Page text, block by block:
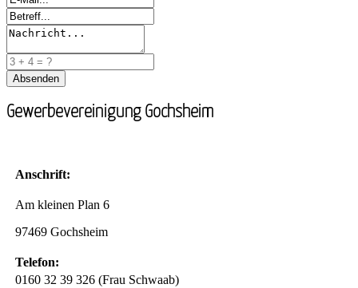
Gewerbevereinigung Gochsheim
Anschrift:
Am kleinen Plan 6
97469 Gochsheim
Telefon:
0160 32 39 326 (Frau Schwaab)